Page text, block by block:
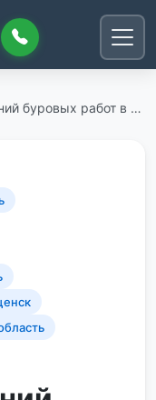
буровых работ в …